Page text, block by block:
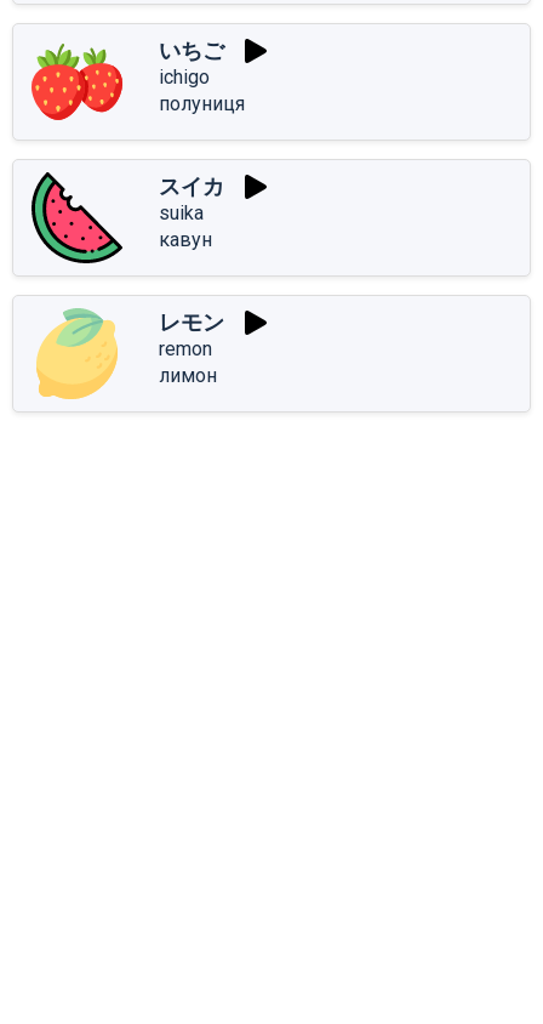
いちご
ichigo
полуниця
スイカ
suika
кавун
レモン
remon
лимон